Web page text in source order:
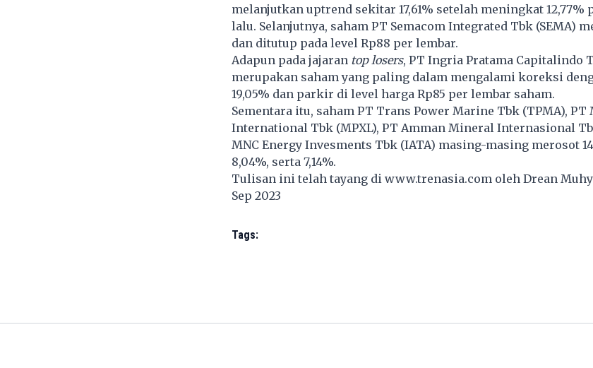
melanjutkan uptrend sekitar 17,61% setelah meningkat 12,77%
lalu. Selanjutnya, saham PT Semacom Integrated Tbk (SEMA)
dan ditutup pada level Rp88 per lembar.
Adapun pada jajaran top losers, PT Ingria Pratama Capitalindo
merupakan saham yang paling dalam mengalami koreksi
19,05% dan parkir di level harga Rp85 per lembar saham.
Sementara itu, saham PT Trans Power Marine Tbk (TPMA), PT
International Tbk (MPXL), PT Amman Mineral Internasional
MNC Energy Invesments Tbk (IATA) masing-masing merosot
8,04%, serta 7,14%.
Tulisan ini telah tayang di www.trenasia.com oleh Drean
Sep 2023
Tags: